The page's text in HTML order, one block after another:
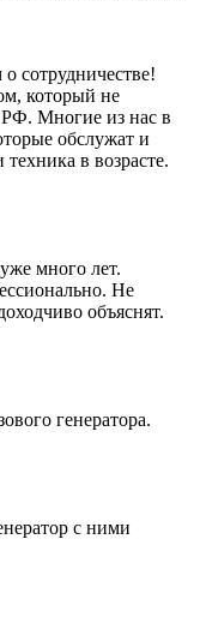
сотрудничестве!
который не
РФ. Многие из нас в
обслужат и
в возрасте.
много лет.
Не
объяснят.
генератора.
с ними